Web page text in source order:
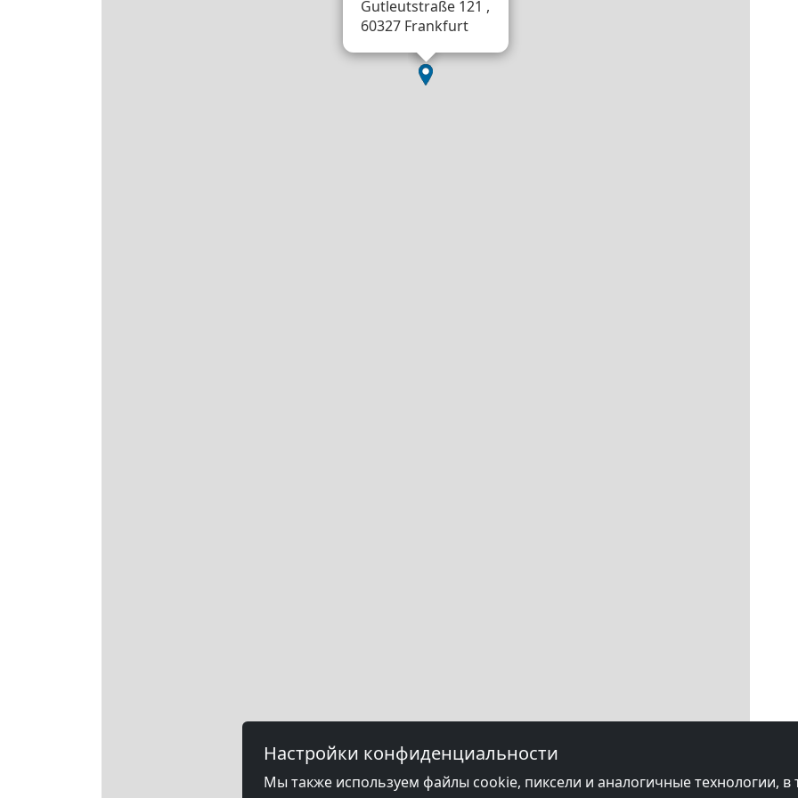
Gutleutstraße 121 ,
60327 Frankfurt
Настройки конфиденциальности
Мы также используем файлы cookie, пиксели и аналогичные технологии, в